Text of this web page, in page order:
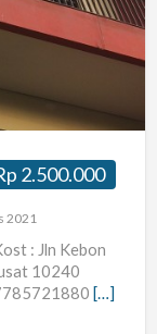
2.500.000
2021
: Jln Kebon
10240
[…]